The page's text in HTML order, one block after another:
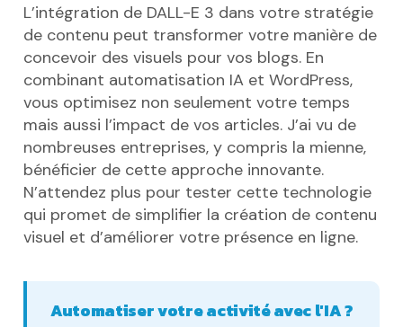
L’intégration de DALL-E 3 dans votre stratégie
de contenu peut transformer votre manière de
concevoir des visuels pour vos blogs. En
combinant automatisation IA et WordPress,
vous optimisez non seulement votre temps
mais aussi l’impact de vos articles. J’ai vu de
nombreuses entreprises, y compris la mienne,
bénéficier de cette approche innovante.
N’attendez plus pour tester cette technologie
qui promet de simplifier la création de contenu
visuel et d’améliorer votre présence en ligne.
Automatiser votre activité avec l'IA ?